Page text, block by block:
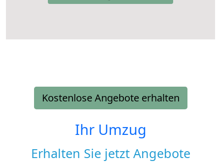
Kostenlose Angebote erhalten
Ihr Umzug
Erhalten Sie jetzt Angebote